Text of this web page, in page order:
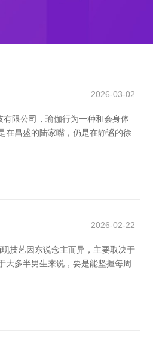
2026-03-02
限公司，瑜伽行为一种和会身体
在昌盛的陆家嘴，仍是在静谧的徐
2026-02-22
技艺因东说念主而异，主要取决于
大多半男生来说，要是能坚握每周